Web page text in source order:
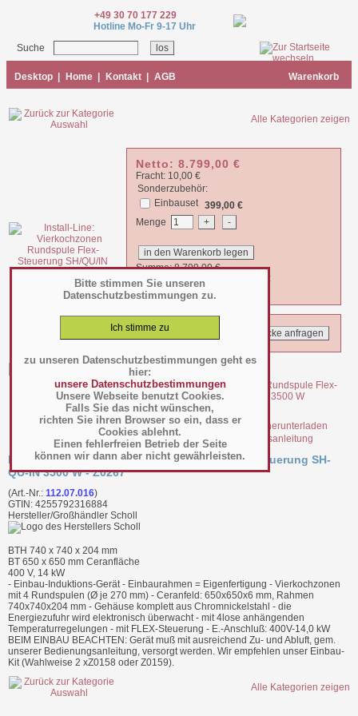
Bitte stimmen Sie unseren
Datenschutzbestimmungen zu.
zu unseren Datenschutzbestimmungen geht es
hier:
unsere Datenschutzbestimmungen
Unsere Webseite benutzt Cookies.
Falls Sie das nicht wünschen,
richten Sie ihren Browser so ein, dass er
Cookies ablehnt.
Einen fehlerfreien Betrieb der Seite
können wir dann aber nicht gewährleisten.
+49 30 70 177 229
Hotline Mo-Fr 9-17 Uhr
Suche
Desktop Home Kontakt AGB Warenkorb
Alle Kategorien zeigen
Netto: 8.799,00 €
Fracht: 10,00 €
Sonderzubehör:
Einbauset 399,00 €
Menge
Summe:8.799,00€
zzgl. 19% MWSt. =
€
file_22647.pdf Bedienungsanleitung
Install-Line: Vierkochzonen Rundspule Flex-Steuerung SH-
QU-IN 3500 W - Z0267
(Art.-Nr.: 112.07.016)
GTIN: 4255792316884
Hersteller/Großhändler Scholl
BTH 740 x 740 x 204 mm
BT 650 x 650 mm Ceranfläche
400 V, 14 kW
- Einbau-Induktions-Gerät - Einbaurahmen = Eigenfertigung - Vierkochzonen
mit 4 Rundspulen (Ø je 270 mm) - Ceranfeld: 650x650x6 mm, Rahmen
740x740x204 mm - Gehäuse komplett aus Chromnickelstahl - die
Energiezufuhr wird elektronisch überwacht - mit 4lose anhängenden
Temperaturregelungen - mit FLEX-Steuerung - E.-Anschluß: 400V-14,0 kW
BEIM EINBAU BEACHTEN: Gerät muß mit ausreichend Zu- und Abluft, gem.
unserer Bedienungsanleitung, versorgt werden. Wir empfehlen unser Einbau-
Kit (Wahlweise 2 xZ0158 oder Z0159).
Alle Kategorien zeigen